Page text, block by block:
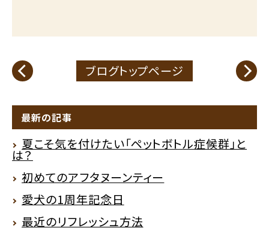
ブログトップページ
最新の記事
夏こそ気を付けたい「ペットボトル症候群」と
は？
初めてのアフタヌーンティー
愛犬の1周年記念日
最近のリフレッシュ方法